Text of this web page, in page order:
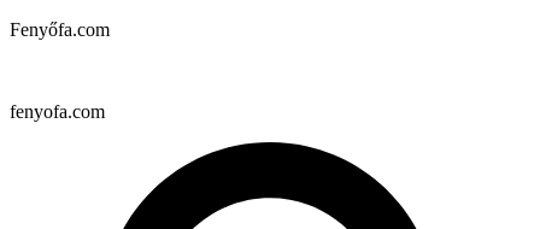
Fenyőfa.com
fenyofa.com